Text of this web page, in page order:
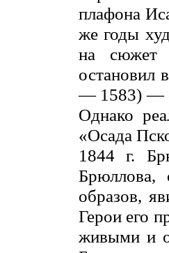
плафона
же годы
на сюжет
остановил
— 1583) —
Однако
«Осада
1844 г.
Брюллова,
образов,
Герои его
живыми и